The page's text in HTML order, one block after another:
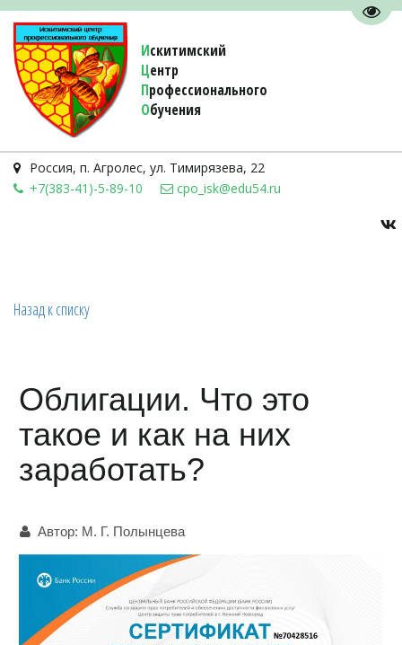
Искитимский
Центр
Профессионального
Обучения
Россия, п. Агролес, ул. Тимирязева, 22
+7(383-41)-5-89-10
cpo_isk@edu54.ru
Назад к списку
Облигации. Что это
такое и как на них
заработать?
Автор: М. Г. Полынцева